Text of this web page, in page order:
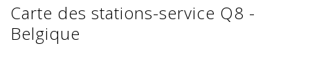
Carte des stations-service Q8 -
Belgique